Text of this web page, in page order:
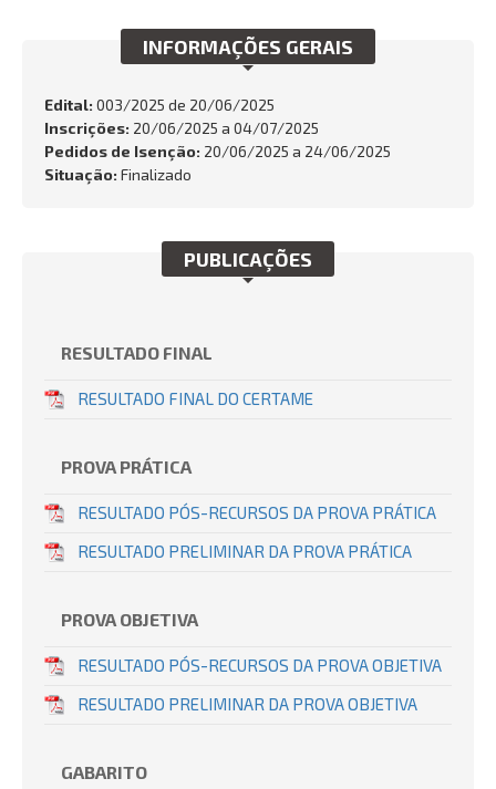
CONTRATOS E LICITAÇÕES
Busca:
BUSCAR
INFORMAÇÕES GERAIS
Edital: 003/2025 de 20/06/2025
Inscrições: 20/06/2025 a 04/07/2025
Pedidos de Isenção: 20/06/2025 a 24/06/2025
Situação: Finalizado
PUBLICAÇÕES
RESULTADO FINAL
RESULTADO FINAL DO CERTAME
PROVA PRÁTICA
RESULTADO PÓS-RECURSOS DA PROVA PRÁTICA
RESULTADO PRELIMINAR DA PROVA PRÁTICA
PROVA OBJETIVA
RESULTADO PÓS-RECURSOS DA PROVA OBJETIVA
RESULTADO PRELIMINAR DA PROVA OBJETIVA
GABARITO